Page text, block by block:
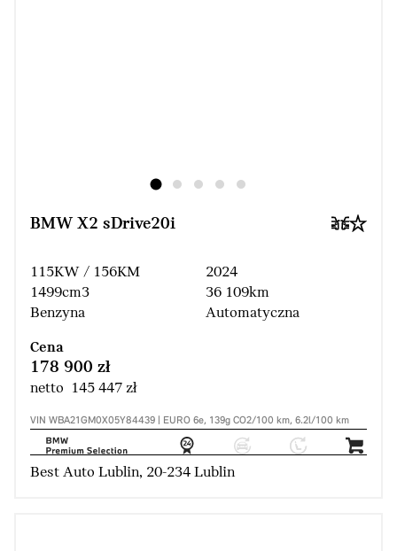
BMW X2 sDrive20i
115KW / 156KM
1499cm3
Benzyna
2024
36 109km
Automatyczna
Cena
178 900 zł
netto 145 447 zł
VIN WBA21GM0X05Y84439 | EURO 6e, 139g CO2/100 km, 6.2l/100 km
Best Auto Lublin, 20-234 Lublin